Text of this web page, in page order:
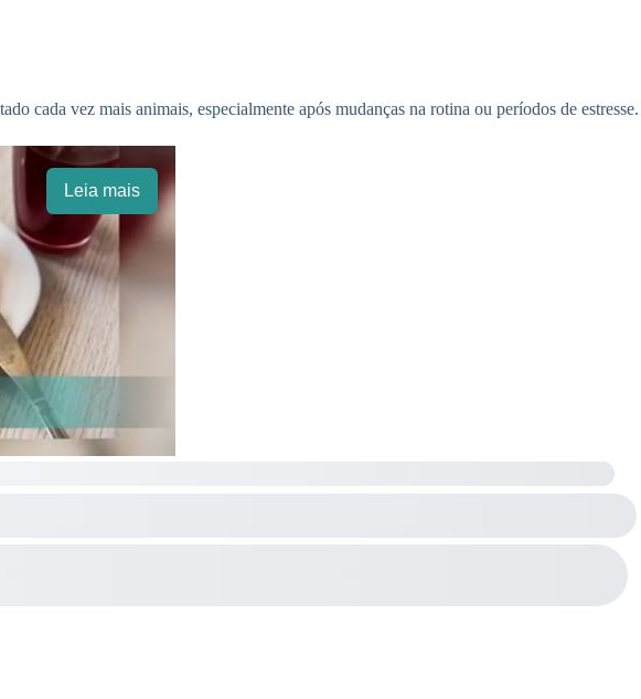
cada vez mais animais, especialmente após mudanças na rotina ou períodos de estresse.
Leia mais